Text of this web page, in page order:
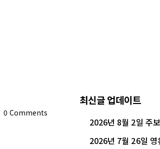
0 Comments
최신글 업데이트
2026년 8월 2일 주보
2026년 7월 26일 영